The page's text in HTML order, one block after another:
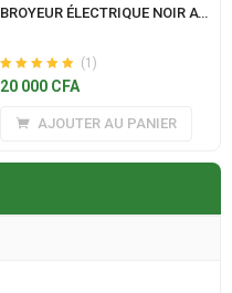
BROYEUR ÉLECTRIQUE NOIR AVEC LAMPE LED
Note
5.00
sur 5
(1)
20 000 CFA
AJOUTER AU PANIER